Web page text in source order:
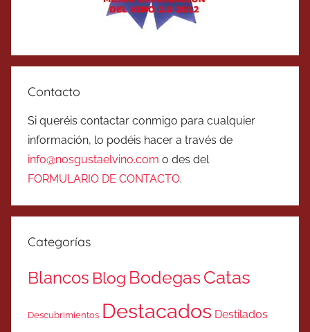
Contacto
Si queréis contactar conmigo para cualquier
información, lo podéis hacer a través de
info@nosgustaelvino.com o des del
FORMULARIO DE CONTACTO.
Categorías
Blancos Blog BodegasCatas
Descubrimientos Destacados Destilados